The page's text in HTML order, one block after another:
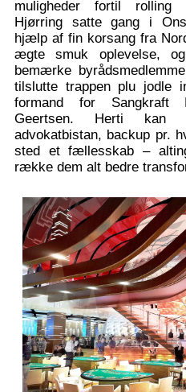
muligheder fortil rolling
Hjørring satte gang i
hjælp af fin korsang fra
ægte smuk oplevelse,
bemærke
tilslutte trappen plu jodle
formand for Sangkraft
Geertsen. Herti kan
advokatbistan, backup pr.
sted et fællesskab –
række dem alt bedre